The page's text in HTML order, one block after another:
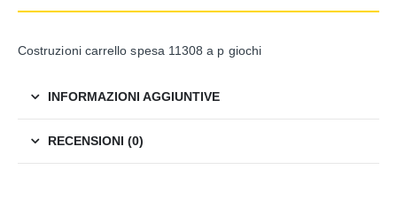
Costruzioni carrello spesa 11308 a p giochi
INFORMAZIONI AGGIUNTIVE
RECENSIONI (0)